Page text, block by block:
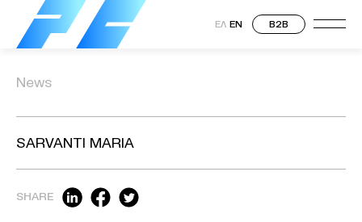
ΕΛ EN B2B
News
SARVANTI MARIA
SHARE